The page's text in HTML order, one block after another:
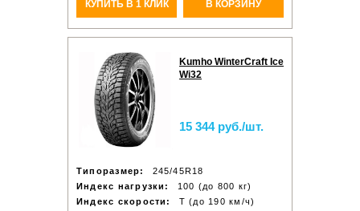
КУПИТЬ В 1 КЛИК В КОРЗИНУ
Kumho WinterCraft Ice
Wi32
15 344 руб./шт.
Типоразмер:
245/45R18
Индекс нагрузки:
100 (до 800 кг)
Индекс скорости:
T (до 190 км/ч)